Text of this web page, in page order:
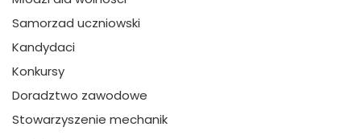
Samorzad uczniowski
Kandydaci
Konkursy
Doradztwo zawodowe
Stowarzyszenie mechanik